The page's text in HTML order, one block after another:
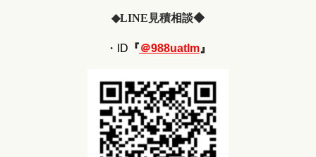
◆LINE 見積相談◆
・ID 『＠988uatlm』